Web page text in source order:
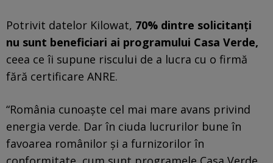
Potrivit datelor Kilowat, 70% dintre solicitanţi
nu sunt beneficiari ai programului Casa Verde,
ceea ce îi supune riscului de a lucra cu o firmă
fără certificare ANRE.
“România cunoaşte cel mai mare avans privind
energia verde. Dar în ciuda lucrurilor bune în
favoarea românilor şi a furnizorilor în